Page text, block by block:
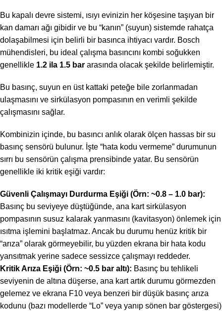
Bu kapalı devre sistemi, ısıyı evinizin her köşesine taşıyan bir
kan damarı ağı gibidir ve bu “kanın” (suyun) sistemde rahatça
dolaşabilmesi için belirli bir basınca ihtiyacı vardır. Bosch
mühendisleri, bu ideal çalışma basıncını kombi soğukken
genellikle 1.2 ila 1.5 bar arasında olacak şekilde belirlemiştir.
Bu basınç, suyun en üst kattaki peteğe bile zorlanmadan
ulaşmasını ve sirkülasyon pompasının en verimli şekilde
çalışmasını sağlar.
Kombinizin içinde, bu basıncı anlık olarak ölçen hassas bir su
basınç sensörü bulunur. İşte “hata kodu vermeme” durumunun
sırrı bu sensörün çalışma prensibinde yatar. Bu sensörün
genellikle iki kritik eşiği vardır:
Güvenli Çalışmayı Durdurma Eşiği (Örn: ~0.8 – 1.0 bar):
Basınç bu seviyeye düştüğünde, ana kart sirkülasyon
pompasının susuz kalarak yanmasını (kavitasyon) önlemek için
ısıtma işlemini başlatmaz. Ancak bu durumu henüz kritik bir
“arıza” olarak görmeyebilir, bu yüzden ekrana bir hata kodu
yansıtmak yerine sadece sessizce çalışmayı reddeder.
Kritik Arıza Eşiği (Örn: ~0.5 bar altı): Basınç bu tehlikeli
seviyenin de altına düşerse, ana kart artık durumu görmezden
gelemez ve ekrana F10 veya benzeri bir düşük basınç arıza
kodunu (bazı modellerde “Lo” veya yanıp sönen bar göstergesi)